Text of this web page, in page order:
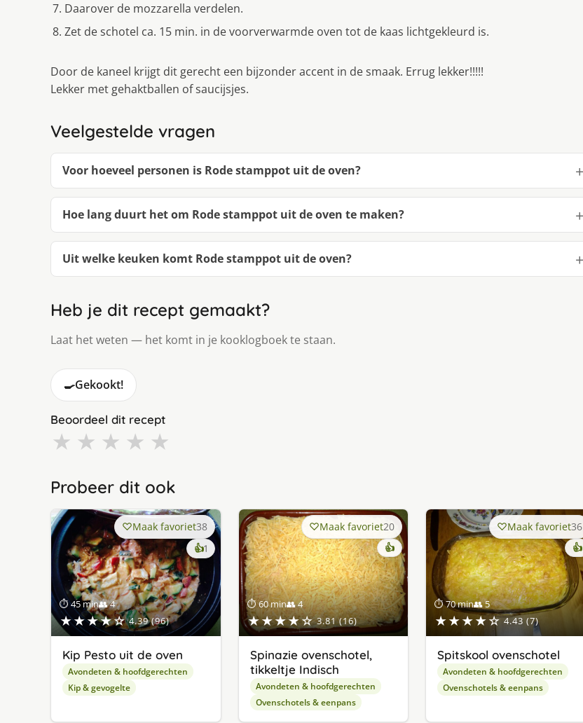
Daarover de mozzarella verdelen.
Zet de schotel ca. 15 min. in de voorverwarmde oven tot de kaas lichtgekleurd is.
Door de kaneel krijgt dit gerecht een bijzonder accent in de smaak. Errug lekker!!!!!
Lekker met gehaktballen of saucijsjes.
Veelgestelde vragen
Voor hoeveel personen is Rode stamppot uit de oven?
Hoe lang duurt het om Rode stamppot uit de oven te maken?
Uit welke keuken komt Rode stamppot uit de oven?
Heb je dit recept gemaakt?
Laat het weten — het komt in je kooklogboek te staan.
🍳Gekookt!
Beoordeel dit recept
★ ★ ★ ★ ★
Probeer dit ook
⏱ 45 min👥 4
★★★★☆ 4.39 (96)
Maak favoriet38
👍1keer
lekker
gevonden
Kip Pesto uit de oven
Avondeten & hoofdgerechten
Kip & gevogelte
⏱ 60 min👥 4
★★★★☆ 3.81 (16)
Maak favoriet20
👍
Spinazie ovenschotel,
tikkeltje Indisch
Avondeten & hoofdgerechten
Ovenschotels & eenpans
⏱ 70 min👥 5
★★★★☆ 4.43 (7)
Maak favoriet36
👍
Spitskool ovenschotel
Avondeten & hoofdgerechten
Ovenschotels & eenpans